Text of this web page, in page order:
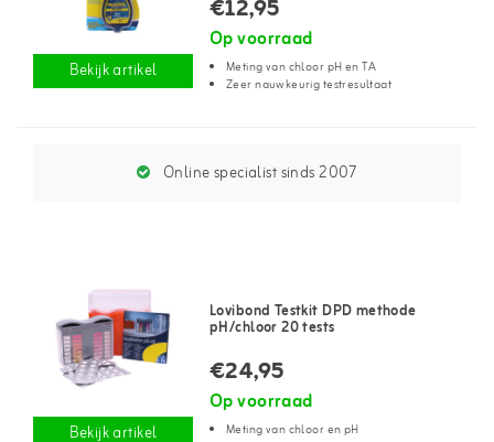
Bekijk artikel
€12,95
Op voorraad
Meting van chloor pH en TA
Zeer nauwkeurig testresultaat
Online specialist sinds 2007
Bekijk artikel
Lovibond Testkit DPD methode
pH/chloor 20 tests
€24,95
Op voorraad
Meting van chloor en pH